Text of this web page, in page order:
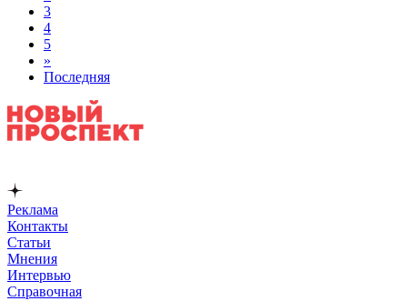
3
4
5
»
Последняя
Реклама
Контакты
Статьи
Мнения
Интервью
Справочная